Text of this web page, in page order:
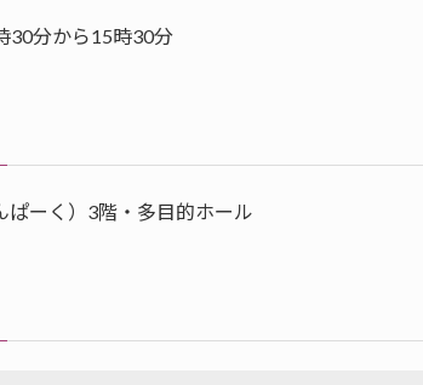
30分から15時30分
ぱーく）3階・多目的ホール